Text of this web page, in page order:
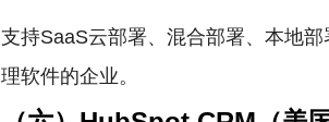
支持SaaS云部署、混合部署、本地
理软件的企业。